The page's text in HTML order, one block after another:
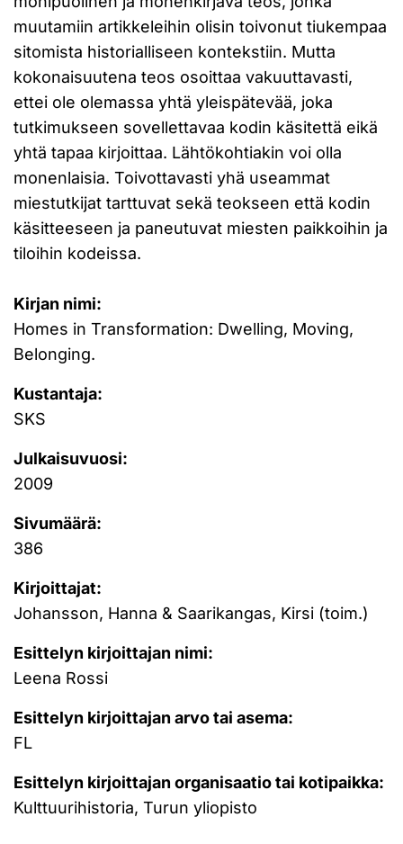
muutamiin artikkeleihin olisin toivonut tiukempaa
sitomista historialliseen kontekstiin. Mutta
kokonaisuutena teos osoittaa vakuuttavasti,
ettei ole olemassa yhtä yleispätevää, joka
tutkimukseen sovellettavaa kodin käsitettä eikä
yhtä tapaa kirjoittaa. Lähtökohtiakin voi olla
monenlaisia. Toivottavasti yhä useammat
miestutkijat tarttuvat sekä teokseen että kodin
käsitteeseen ja paneutuvat miesten paikkoihin ja
tiloihin kodeissa.
Kirjan nimi:
Homes in Transformation: Dwelling, Moving,
Belonging.
Kustantaja:
SKS
Julkaisuvuosi:
2009
Sivumäärä:
386
Kirjoittajat:
Johansson, Hanna & Saarikangas, Kirsi (toim.)
Esittelyn kirjoittajan nimi:
Leena Rossi
Esittelyn kirjoittajan arvo tai asema:
FL
Esittelyn kirjoittajan organisaatio tai kotipaikka:
Kulttuurihistoria, Turun yliopisto